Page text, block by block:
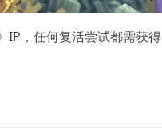
IP，任何复活尝试都需获得